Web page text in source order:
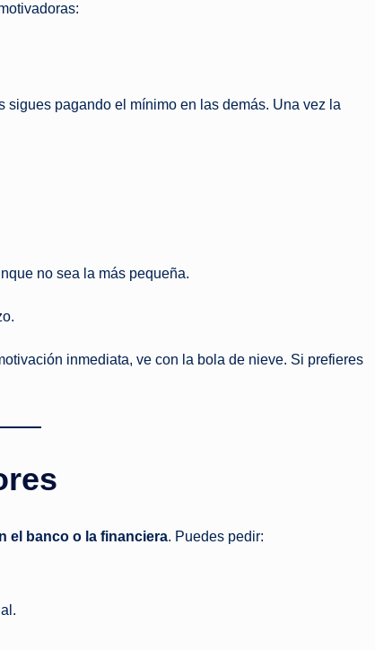
pagando el mínimo en las demás. Una vez la
no sea la más pequeña.
inmediata, ve con la bola de nieve. Si prefieres
el banco o la financiera. Puedes pedir: